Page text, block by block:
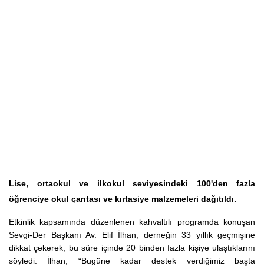
Lise, ortaokul ve ilkokul seviyesindeki 100'den fazla
öğrenciye okul çantası ve kırtasiye malzemeleri dağıtıldı.
Etkinlik kapsamında düzenlenen kahvaltılı programda konuşan
Sevgi-Der Başkanı Av. Elif İlhan, derneğin 33 yıllık geçmişine
dikkat çekerek, bu süre içinde 20 binden fazla kişiye ulaştıklarını
söyledi. İlhan, “Bugüne kadar destek verdiğimiz başta